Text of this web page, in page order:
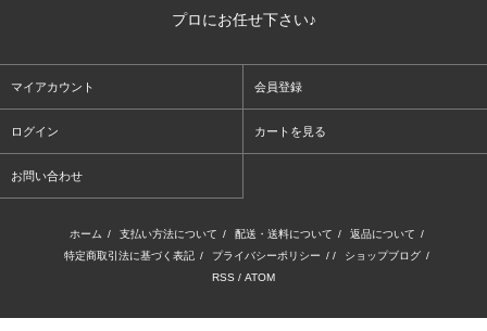
プロにお任せ下さい♪
マイアカウント 会員登録
ログイン カートを見る
お問い合わせ
ホーム / 支払い方法について / 配送・送料について / 返品について /
特定商取引法に基づく表記 / プライバシーポリシー / / ショップブログ /
RSS / ATOM